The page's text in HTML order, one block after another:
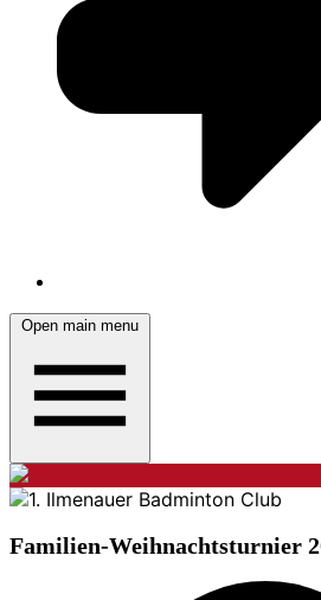
Open main menu
Familien-Weihnachtsturnier